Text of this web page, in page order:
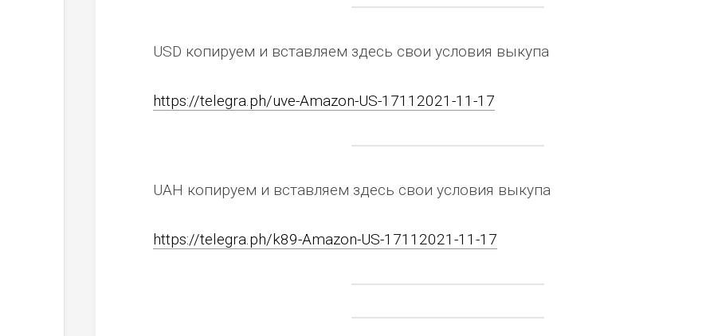
USD копируем и вставляем здесь свои условия выкупа
https://telegra.ph/uve-Amazon-US-17112021-11-17
UAH копируем и вставляем здесь свои условия выкупа
https://telegra.ph/k89-Amazon-US-17112021-11-17